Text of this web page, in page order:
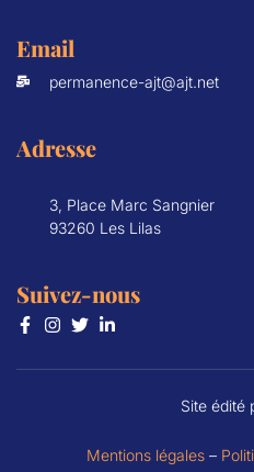
Email
permanence-ajt@ajt.net
Adresse
3, Place Marc Sangnier
93260 Les Lilas
Suivez-nous
Site édité
Mentions légales –